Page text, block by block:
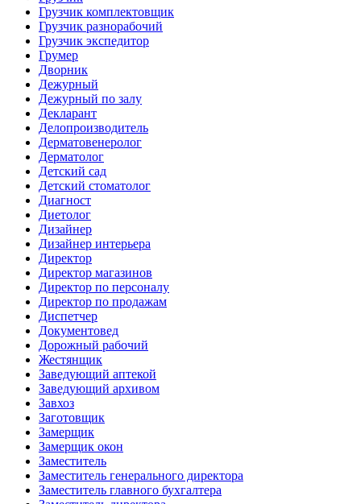
Грузчик комплектовщик
Грузчик разнорабочий
Грузчик экспедитор
Грумер
Дворник
Дежурный
Дежурный по залу
Декларант
Делопроизводитель
Дерматовенеролог
Дерматолог
Детский сад
Детский стоматолог
Диагност
Диетолог
Дизайнер
Дизайнер интерьера
Директор
Директор магазинов
Директор по персоналу
Директор по продажам
Диспетчер
Документовед
Дорожный рабочий
Жестянщик
Заведующий аптекой
Заведующий архивом
Завхоз
Заготовщик
Замерщик
Замерщик окон
Заместитель
Заместитель генерального директора
Заместитель главного бухгалтера